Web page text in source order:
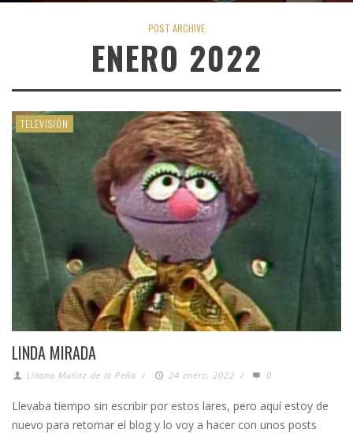
POST ARCHIVE
ENERO 2022
TELEVISIÓN
LINDA MIRADA
Liliana Muñoz de la Peña / 24 enero, 2022 / 0
Llevaba tiempo sin escribir por estos lares, pero aquí estoy de
nuevo para retomar el blog y lo voy a hacer con unos posts